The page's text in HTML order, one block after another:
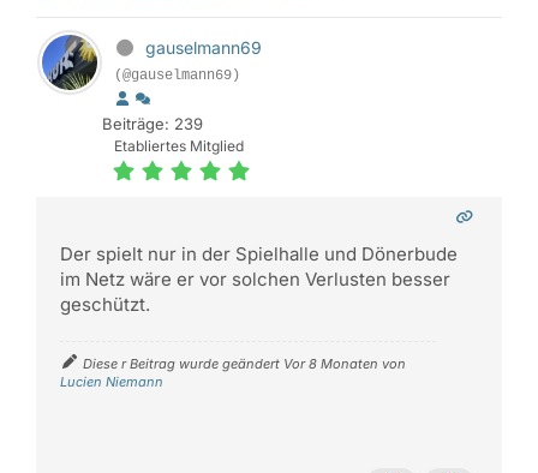
gauselmann69
(@gauselmann69)
Beiträge: 239
Etabliertes Mitglied
Der spielt nur in der Spielhalle und Dönerbude
im Netz wäre er vor solchen Verlusten besser
geschützt.
Diese r Beitrag wurde geändert Vor 8 Monaten von
Lucien Niemann